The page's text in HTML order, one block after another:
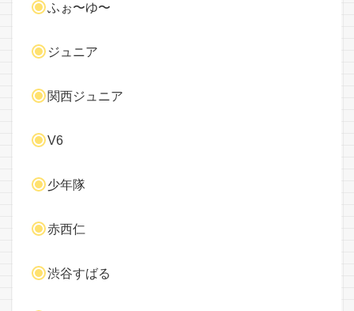
ふぉ〜ゆ〜
ジュニア
関西ジュニア
V6
少年隊
赤西仁
渋谷すばる